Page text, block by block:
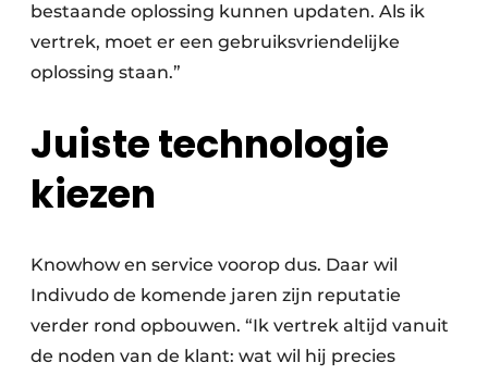
bestaande oplossing kunnen updaten. Als ik
vertrek, moet er een gebruiksvriendelijke
oplossing staan.”
Juiste technologie
kiezen
Knowhow en service voorop dus. Daar wil
Indivudo de komende jaren zijn reputatie
verder rond opbouwen. “Ik vertrek altijd vanuit
de noden van de klant: wat wil hij precies